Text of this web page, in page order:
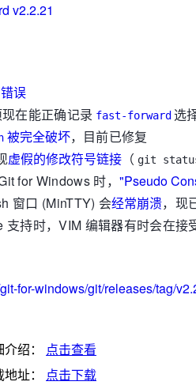
v2.2.21
误
在能正确记录 fast-forward 选
被完全破坏，目前已修复
虚假的修改符号链接 （ git
for Windows 时， "Pseudo
窗口 (MinTTY) 会经常崩溃，现
支持时，VIM 编辑器有时会在接
for-windows/git/releases/tag/
介绍：
点击查看
地址： 点击下载